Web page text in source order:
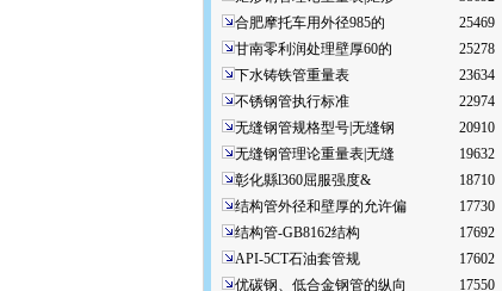
合肥摩托车用外径985的
25469
甘南零利润处理壁厚60的
25278
下水铸铁管重量表
23634
不锈钢管执行标准
22974
无缝钢管规格型号|无缝钢
20910
无缝钢管理论重量表|无缝
19632
彰化縣l360屈服强度&
18710
结构管外径和壁厚的允许偏
17730
结构管-GB8162结构
17692
API-5CT石油套管规
17602
优碳钢、低合金钢管的纵向
17550